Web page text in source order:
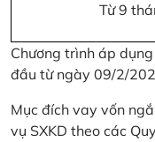
Từ 9
Chương trình áp
đầu từ ngày 09/2/
Mục đích vay vốn
vụ SXKD theo các